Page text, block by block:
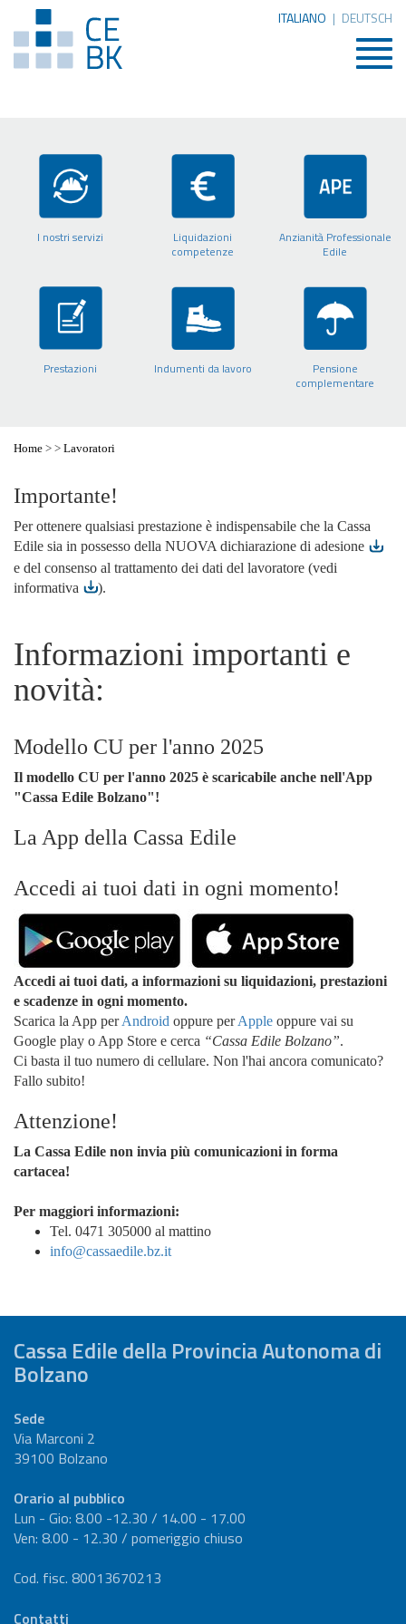
ITALIANO | DEUTSCH
I nostri servizi
Liquidazioni
competenze
Anzianità Professionale
Edile
Prestazioni Indumenti da lavoro
Pensione
complementare
Home > > Lavoratori
Importante!
Per ottenere qualsiasi prestazione è indispensabile che la Cassa
Edile sia in possesso della NUOVA dichiarazione di adesione
e del consenso al trattamento dei dati del lavoratore (vedi
informativa
).
Informazioni importanti e
novità:
Modello CU per l'anno 2025
Il modello CU per l'anno 2025 è scaricabile anche nell'App
"Cassa Edile Bolzano"!
La App della Cassa Edile
Accedi ai tuoi dati in ogni momento!
Accedi ai tuoi dati, a informazioni su liquidazioni, prestazioni
e scadenze in ogni momento.
Scarica la App perAndroid oppure perApple oppure vai su
Google play o App Store e cerca “Cassa Edile Bolzano”.
Ci basta il tuo numero di cellulare. Non l'hai ancora comunicato?
Fallo subito!
Attenzione!
La Cassa Edile non invia più comunicazioni in forma
cartacea!
Per maggiori informazioni:
Tel. 0471 305000 al mattino
info@cassaedile.bz.it
Cassa Edile della Provincia Autonoma di
Bolzano
Sede
Via Marconi 2
39100 Bolzano
Orario al pubblico
Lun - Gio: 8.00 -12.30 / 14.00 - 17.00
Ven: 8.00 - 12.30 / pomeriggio chiuso
Cod. fisc. 80013670213
Contatti